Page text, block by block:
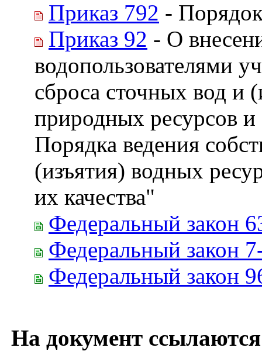
Приказ 792 - Порядок
Приказ 92 - О
водопользователями
сброса сточных вод и
природных ресурсов
Порядка ведения
(изъятия) водных
их качества"
Федеральный закон
Федеральный закон
Федеральный закон
На документ